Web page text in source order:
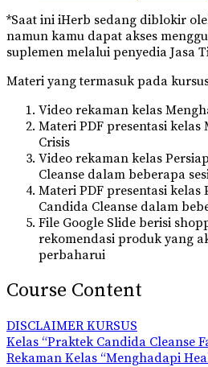
*Saat ini iHerb sedang diblokir
namun kamu dapat akses
suplemen melalui penyedia Jasa
Materi yang termasuk pada
Video rekaman kelas
Materi PDF presentasi
Crisis
Video rekaman kelas
Cleanse dalam beberapa
Materi PDF presentasi
Candida Cleanse dalam
File Google Slide berisi
rekomendasi produk yang
perbaharui
Course Content
DISCLAIMER KURSUS
Kelas “Praktek Candida Cleanse
Rekaman Kelas “Menghadapi